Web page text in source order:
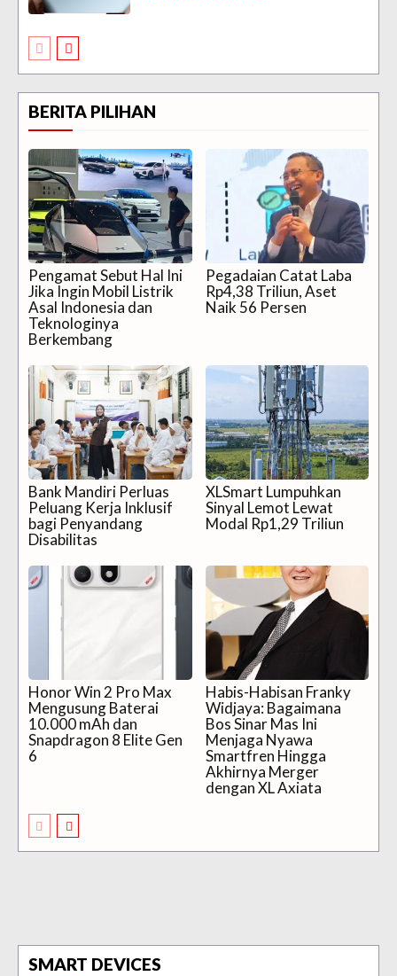
BERITA PILIHAN
Pengamat Sebut Hal Ini
Jika Ingin Mobil Listrik
Asal Indonesia dan
Teknologinya
Berkembang
Pegadaian Catat Laba
Rp4,38 Triliun, Aset
Naik 56 Persen
Bank Mandiri Perluas
Peluang Kerja Inklusif
bagi Penyandang
Disabilitas
XLSmart Lumpuhkan
Sinyal Lemot Lewat
Modal Rp1,29 Triliun
Honor Win 2 Pro Max
Mengusung Baterai
10.000 mAh dan
Snapdragon 8 Elite Gen
6
Habis-Habisan Franky
Widjaya: Bagaimana
Bos Sinar Mas Ini
Menjaga Nyawa
Smartfren Hingga
Akhirnya Merger
dengan XL Axiata
SMART DEVICES